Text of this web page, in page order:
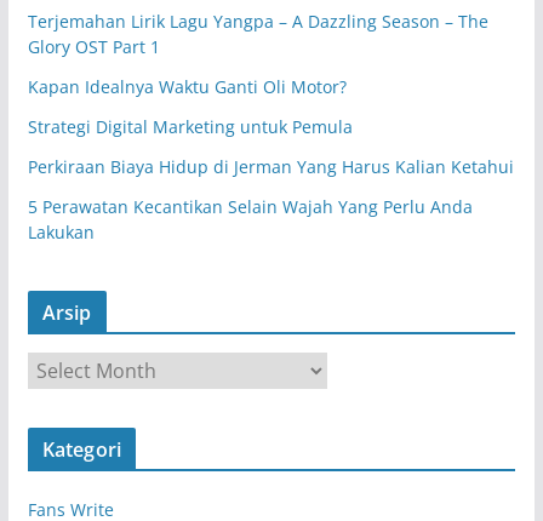
Terjemahan Lirik Lagu Yangpa – A Dazzling Season – The
Glory OST Part 1
Kapan Idealnya Waktu Ganti Oli Motor?
Strategi Digital Marketing untuk Pemula
Perkiraan Biaya Hidup di Jerman Yang Harus Kalian Ketahui
5 Perawatan Kecantikan Selain Wajah Yang Perlu Anda
Lakukan
Arsip
r
s
Kategori
Fans Write